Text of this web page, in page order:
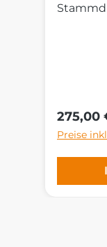
275,00
Preise